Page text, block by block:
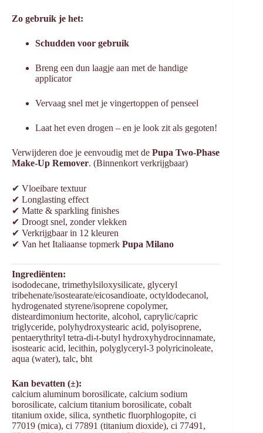
Zo gebruik je het:
Schudden voor gebruik
Breng een dun laagje aan met de handige
applicator
Vervaag snel met je vingertoppen of penseel
Laat het even drogen – en je look zit als gegoten!
Verwijderen doe je eenvoudig met de Pupa Two-Phase
Make-Up Remover. (Binnenkort verkrijgbaar)
✔ Vloeibare textuur
✔ Longlasting effect
✔ Matte & sparkling finishes
✔ Droogt snel, zonder vlekken
✔ Verkrijgbaar in 12 kleuren
✔ Van het Italiaanse topmerk Pupa Milano
Ingrediënten:
isododecane, trimethylsiloxysilicate, glyceryl
tribehenate/isostearate/eicosandioate, octyldodecanol,
hydrogenated styrene/isoprene copolymer,
disteardimonium hectorite, alcohol, caprylic/capric
triglyceride, polyhydroxystearic acid, polyisoprene,
pentaerythrityl tetra-di-t-butyl hydroxyhydrocinnamate,
isostearic acid, lecithin, polyglyceryl-3 polyricinoleate,
aqua (water), talc, bht
Kan bevatten (±):
calcium aluminum borosilicate, calcium sodium
borosilicate, calcium titanium borosilicate, cobalt
titanium oxide, silica, synthetic fluorphlogopite, ci
77019 (mica), ci 77891 (titanium dioxide), ci 77491,